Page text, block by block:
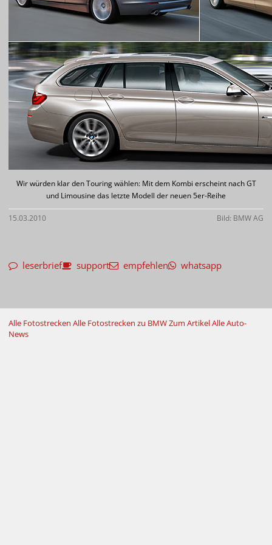
Wir würden klar den Touring wählen: Mit dem Kombi erscheint nach GT
und Limousine das letzte Modell der neuen 5er-Reihe
15.03.2010 Bild: BMW AG
leserbrief support empfehlen whatsapp
Alle Fotostrecken Alle Fotostrecken zu BMWZum ArtikelAlle Auto-
News